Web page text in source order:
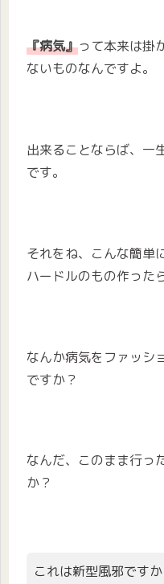
『病気』って本来は掛
ないものなんですよ。
出来ることならば、一
です。
それをね、こんな簡単
ハードルのもの作った
なんか病気をファッシ
ですか？
なんだ、このまま行っ
か？
これは新型風邪です